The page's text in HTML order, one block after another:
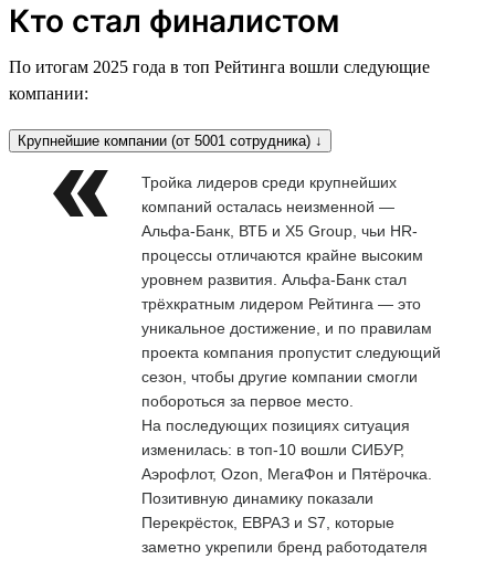
Кто стал финалистом
По итогам 2025 года в топ Рейтинга вошли следующие
компании:
Крупнейшие компании (от 5001 сотрудника) ↓
Тройка лидеров среди крупнейших
компаний осталась неизменной —
Альфа-Банк, ВТБ и X5 Group, чьи HR-
процессы отличаются крайне высоким
уровнем развития. Альфа-Банк стал
трёхкратным лидером Рейтинга — это
уникальное достижение, и по правилам
проекта компания пропустит следующий
сезон, чтобы другие компании смогли
побороться за первое место.
На последующих позициях ситуация
изменилась: в топ-10 вошли СИБУР,
Аэрофлот, Ozon, МегаФон и Пятёрочка.
Позитивную динамику показали
Перекрёсток, ЕВРАЗ и S7, которые
заметно укрепили бренд работодателя